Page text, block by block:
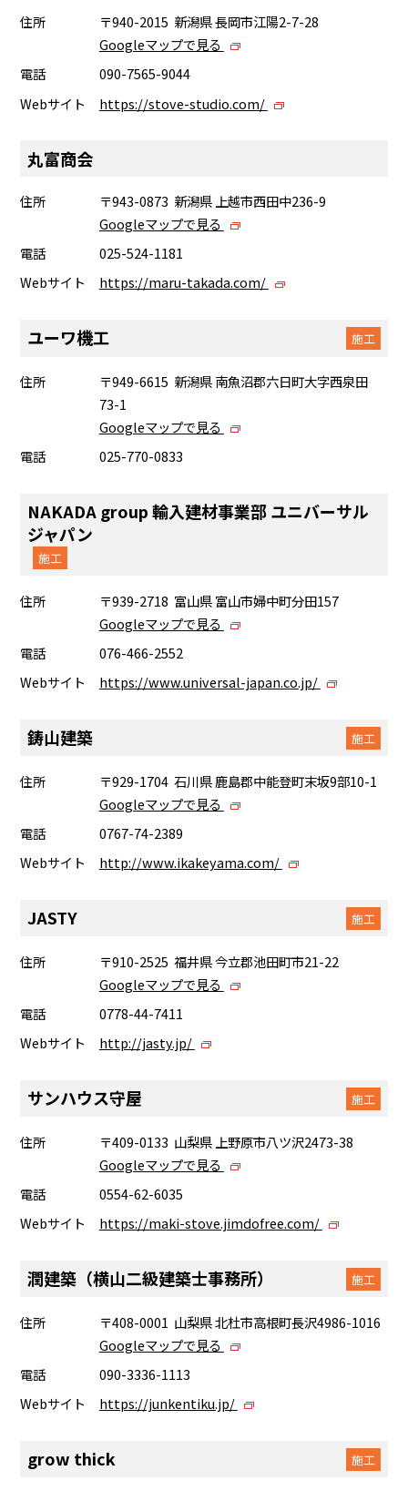
住所
〒940-2015 新潟県 長岡市江陽2-7-28
Googleマップで見る
電話
090-7565-9044
Webサイト
https://stove-studio.com/
丸富商会
住所
〒943-0873 新潟県 上越市西田中236-9
Googleマップで見る
電話
025-524-1181
Webサイト
https://maru-takada.com/
ユーワ機工 施工
住所
〒949-6615 新潟県 南魚沼郡六日町大字西泉田
73-1
Googleマップで見る
電話
025-770-0833
NAKADA group 輸入建材事業部 ユニバーサル
ジャパン
施工
住所
〒939-2718 富山県 富山市婦中町分田157
Googleマップで見る
電話
076-466-2552
Webサイト
https://www.universal-japan.co.jp/
鋳山建築 施工
住所
〒929-1704 石川県 鹿島郡中能登町末坂9部10-1
Googleマップで見る
電話
0767-74-2389
Webサイト
http://www.ikakeyama.com/
JASTY 施工
住所
〒910-2525 福井県 今立郡池田町市21-22
Googleマップで見る
電話
0778-44-7411
Webサイト
http://jasty.jp/
サンハウス守屋 施工
住所
〒409-0133 山梨県 上野原市八ツ沢2473-38
Googleマップで見る
電話
0554-62-6035
Webサイト
https://maki-stove.jimdofree.com/
潤建築（横山二級建築士事務所） 施工
住所
〒408-0001 山梨県 北杜市高根町長沢4986-1016
Googleマップで見る
電話
090-3336-1113
Webサイト
https://junkentiku.jp/
grow thick 施工